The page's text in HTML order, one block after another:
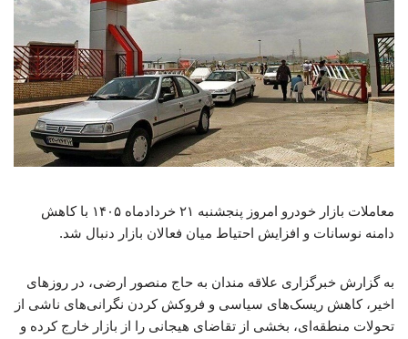
معاملات بازار خودرو امروز پنجشنبه ۲۱ خردادماه ۱۴۰۵ با کاهش
دامنه نوسانات و افزایش احتیاط میان فعالان بازار دنبال شد.
به گزارش خبرگزاری علاقه مندان به حاج منصور ارضی، در روزهای
اخیر، کاهش ریسک‌های سیاسی و فروکش کردن نگرانی‌های ناشی از
تحولات منطقه‌ای، بخشی از تقاضای هیجانی را از بازار خارج کرده و